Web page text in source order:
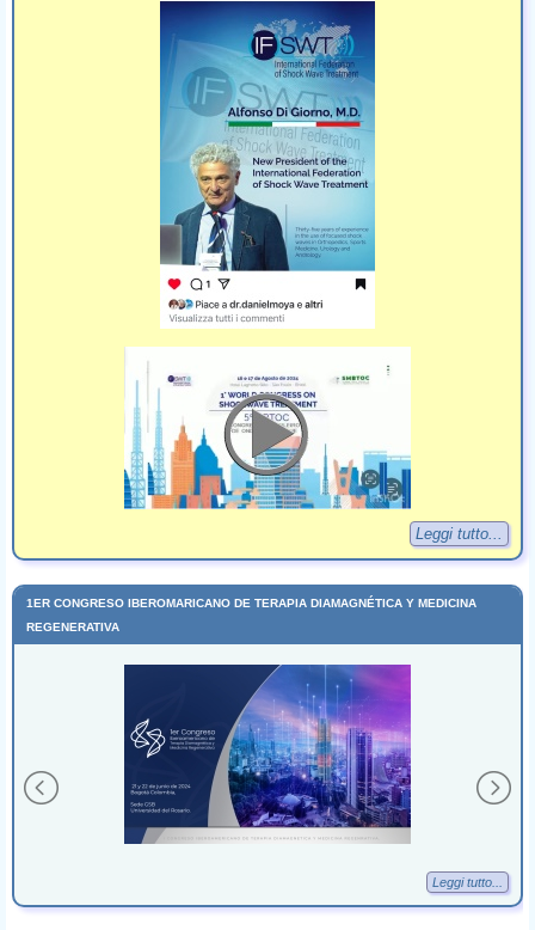
Leggi tutto...
1ER CONGRESO IBEROMARICANO DE TERAPIA DIAMAGNÉTICA Y MEDICINA
REGENERATIVA
Leggi tutto...